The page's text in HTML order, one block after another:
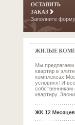
ОСТАВИТЬ
ЗАКАЗ
Заполните форму
ЖИЛЫЕ
Мы предлагаем
квартир в
комплексах
условиях! И
собственникам
квартиру.
ЖК 12 Месяцев